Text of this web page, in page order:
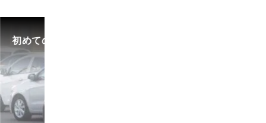
初めての中古車選び、購入時の流れや必要な書類などに